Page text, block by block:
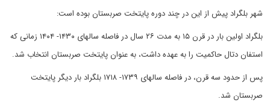
شهر بلگراد پیش از این در چند دوره پایتخت صربستان بوده است:
بلگراد اولین بار در قرن ۱۵ به مدت ۲۶ سال در فاصله سالهای ۱۴۳۰- ۱۴۰۴ زمانی که
استفان دتال حاکمیت را به عهده داشت، به عنوان پایتخت صربستان انتخاب شد.
پس از حدود سه قرن، در فاصله سالهای ۱۷۳۹- ۱۷۱۸ بلگراد بار دیگر پایتخت
صربستان شد.